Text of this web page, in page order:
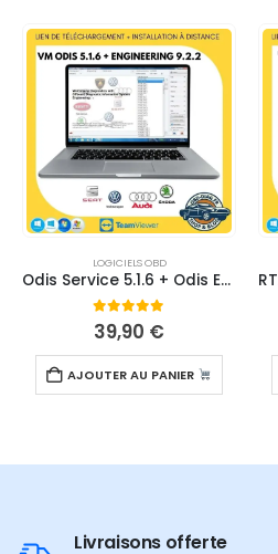
LOGICIELS OBD
Odis Service 5.1.6 + Odis Engineering 9.2.2 (VM) – TELECHARGEMENT
0sur 5
39,90 €
AJOUTER AU PANIER
Livraisons offerte